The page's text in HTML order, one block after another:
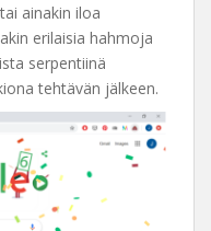
ainakin iloa
erilaisia hahmoja
serpentiinä
tehtävän jälkeen.